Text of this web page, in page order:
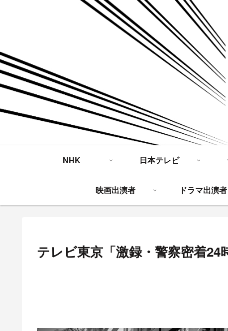
NHK 日本テレビ
映画出演者 ドラマ出演者
テレビ東京「激録・警察密着